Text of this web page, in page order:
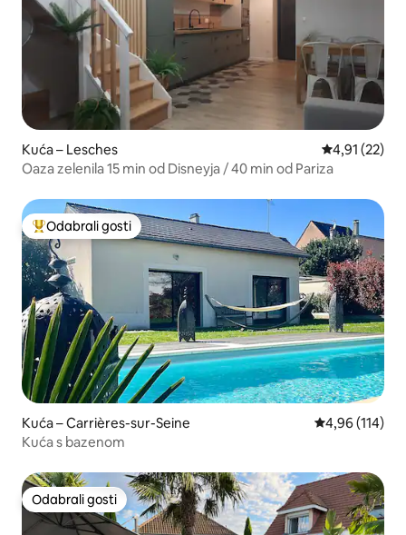
Kuća – Lesches Prosječna
4,91 (22)
Oaza zelenila 15 min od Disneyja / 40 min od Pariza
Među najviše rangiranima s oznakom „Odabrali gosti”
Odabrali gosti
Kuća – Carrières-sur-Seine Prosječna
4,96 (114)
Kuća s bazenom
Odabrali gosti
Odabrali gosti